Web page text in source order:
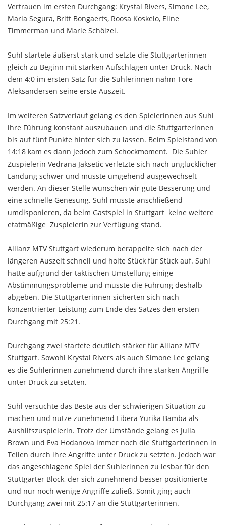
Vertrauen im ersten Durchgang: Krystal Rivers, Simone Lee,
Maria Segura, Britt Bongaerts, Roosa Koskelo, Eline
Timmerman und Marie Schölzel.
Suhl startete äußerst stark und setzte die Stuttgarterinnen
gleich zu Beginn mit starken Aufschlägen unter Druck. Nach
dem 4:0 im ersten Satz für die Suhlerinnen nahm Tore
Aleksandersen seine erste Auszeit.
Im weiteren Satzverlauf gelang es den Spielerinnen aus Suhl
ihre Führung konstant auszubauen und die Stuttgarterinnen
bis auf fünf Punkte hinter sich zu lassen. Beim Spielstand von
14:18 kam es dann jedoch zum Schockmoment. Die Suhler
Zuspielerin Vedrana Jaksetic verletzte sich nach unglücklicher
Landung schwer und musste umgehend ausgewechselt
werden. An dieser Stelle wünschen wir gute Besserung und
eine schnelle Genesung. Suhl musste anschließend
umdisponieren, da beim Gastspiel in Stuttgart keine weitere
etatmäßige Zuspielerin zur Verfügung stand.
Allianz MTV Stuttgart wiederum berappelte sich nach der
längeren Auszeit schnell und holte Stück für Stück auf. Suhl
hatte aufgrund der taktischen Umstellung einige
Abstimmungsprobleme und musste die Führung deshalb
abgeben. Die Stuttgarterinnen sicherten sich nach
konzentrierter Leistung zum Ende des Satzes den ersten
Durchgang mit 25:21.
Durchgang zwei startete deutlich stärker für Allianz MTV
Stuttgart. Sowohl Krystal Rivers als auch Simone Lee gelang
es die Suhlerinnen zunehmend durch ihre starken Angriffe
unter Druck zu setzten.
Suhl versuchte das Beste aus der schwierigen Situation zu
machen und nutze zunehmend Libera Yurika Bamba als
Aushilfszuspielerin. Trotz der Umstände gelang es Julia
Brown und Eva Hodanova immer noch die Stuttgarterinnen in
Teilen durch ihre Angriffe unter Druck zu setzten. Jedoch war
das angeschlagene Spiel der Suhlerinnen zu lesbar für den
Stuttgarter Block, der sich zunehmend besser positionierte
und nur noch wenige Angriffe zuließ. Somit ging auch
Durchgang zwei mit 25:17 an die Stuttgarterinnen.